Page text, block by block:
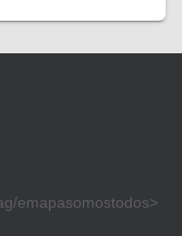
emapasomostodos>